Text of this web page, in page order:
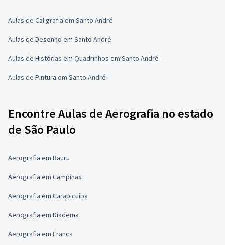
Aulas de Caligrafia em Santo André
Aulas de Desenho em Santo André
Aulas de Histórias em Quadrinhos em Santo André
Aulas de Pintura em Santo André
Encontre Aulas de Aerografia no estado
de São Paulo
Aerografia em Bauru
Aerografia em Campinas
Aerografia em Carapicuíba
Aerografia em Diadema
Aerografia em Franca